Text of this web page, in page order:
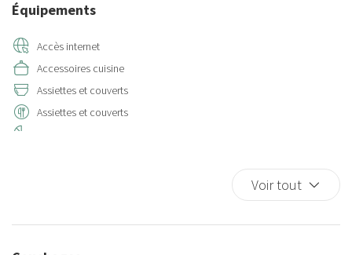
Équipements
Accès internet
Accessoires cuisine
Assiettes et couverts
Assiettes et couverts
Chauffage/climatiseur autonome
Voir tout